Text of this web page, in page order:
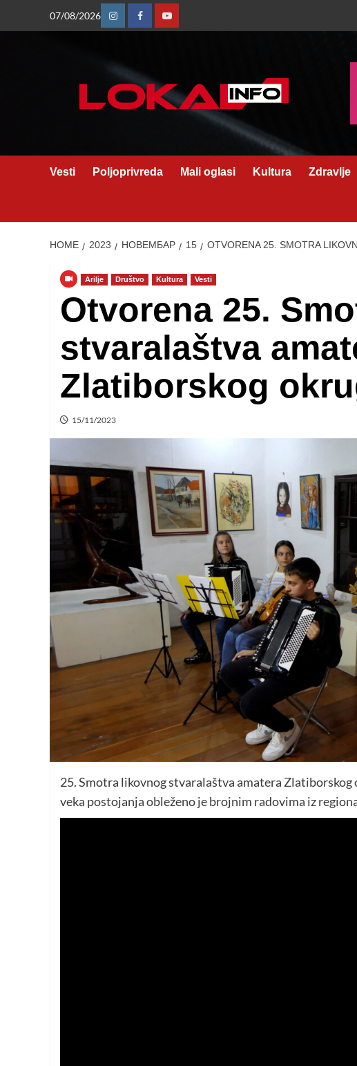
07/08/2026
InstagramFacebookYoutube
Vesti Poljoprivreda Mali oglasi Kultura Zdravlje
HOME 2023 НОВЕМБАР 15 OTVORENA 25. SMOTRA
Arilje Društvo Kultura Vesti
Otvorena 25.
stvaralaštva
Zlatiborskog
15/11/2023
25. Smotra likovnog stvaralaštva amatera
veka postojanja obleženo je brojnim radovima iz